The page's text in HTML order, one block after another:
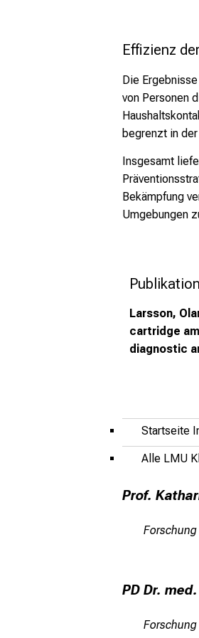
Effizienz
Die
von Personen
begrenzt in
Insgesamt
Bekämpfung
Umgebungen
Publikation
Larsson,
cartridge
diagnostic
Startseite
Alle LMU
Prof.
PD Dr.
Forschung